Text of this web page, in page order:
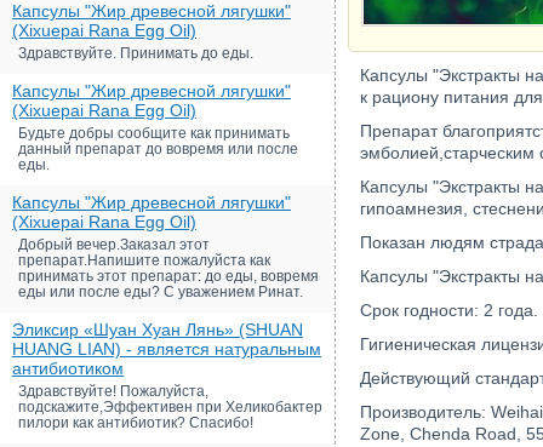
Капсулы "Жир древесной лягушки"
(Xixuepai Rana Egg Oil)
Здравствуйте. Принимать до еды.
Капсулы "Жир древесной лягушки"
(Xixuepai Rana Egg Oil)
Будьте добры сообщите как принимать
данный препарат до вовремя или после
еды.
Капсулы "Жир древесной лягушки"
(Xixuepai Rana Egg Oil)
Добрый вечер.Заказал этот
препарат.Напишите пожалуйста как
принимать этот препарат: до еды, вовремя
еды или после еды? С уважением Ринат.
Эликсир «Шуан Хуан Лянь» (SHUAN
HUANG LIAN) - является натуральным
антибиотиком
Здравствуйте! Пожалуйста,
подскажите,Эффективен при Хеликобактер
пилори как антибиотик? Спасибо!
Капсулы "Экстракты
к рациону питания
Препарат
эмболией,старческим
Капсулы "Экстракты
гипоамнезия,
Показан людям
Капсулы "Экстракты
Срок годности: 2 года.
Гигиеническая
Действующий
Производитель:
Zone, Chenda Road,